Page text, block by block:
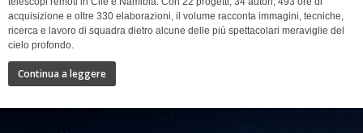
acquisizione e oltre 330 elaborazioni, il volume racconta immagini, tecniche,
ricerca e lavoro di squadra dietro alcune delle più spettacolari meraviglie del
cielo profondo.
Continua a leggere